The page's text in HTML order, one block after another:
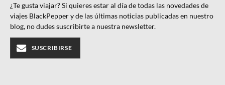
¿Te gusta viajar? Si quieres estar al día de todas las novedades de
viajes BlackPepper y de las últimas noticias publicadas en nuestro
blog, no dudes suscribirte a nuestra newsletter.
SUSCRIBIRSE